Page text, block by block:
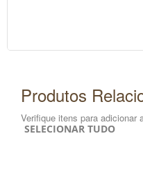
Produtos
Verifique itens para adicionar
SELECIONAR TUDO